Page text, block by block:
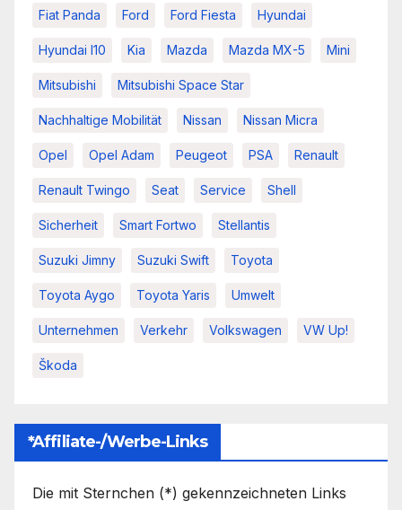
Fiat Panda Ford Ford Fiesta Hyundai
Hyundai I10 Kia Mazda Mazda MX-5 Mini
Mitsubishi Mitsubishi Space Star
Nachhaltige Mobilität Nissan Nissan Micra
Opel Opel Adam Peugeot PSA Renault
Renault Twingo Seat Service Shell
Sicherheit Smart Fortwo Stellantis
Suzuki Jimny Suzuki Swift Toyota
Toyota Aygo Toyota Yaris Umwelt
Unternehmen Verkehr Volkswagen VW Up!
Škoda
*Affiliate-/Werbe-Links
Die mit Sternchen (*) gekennzeichneten Links